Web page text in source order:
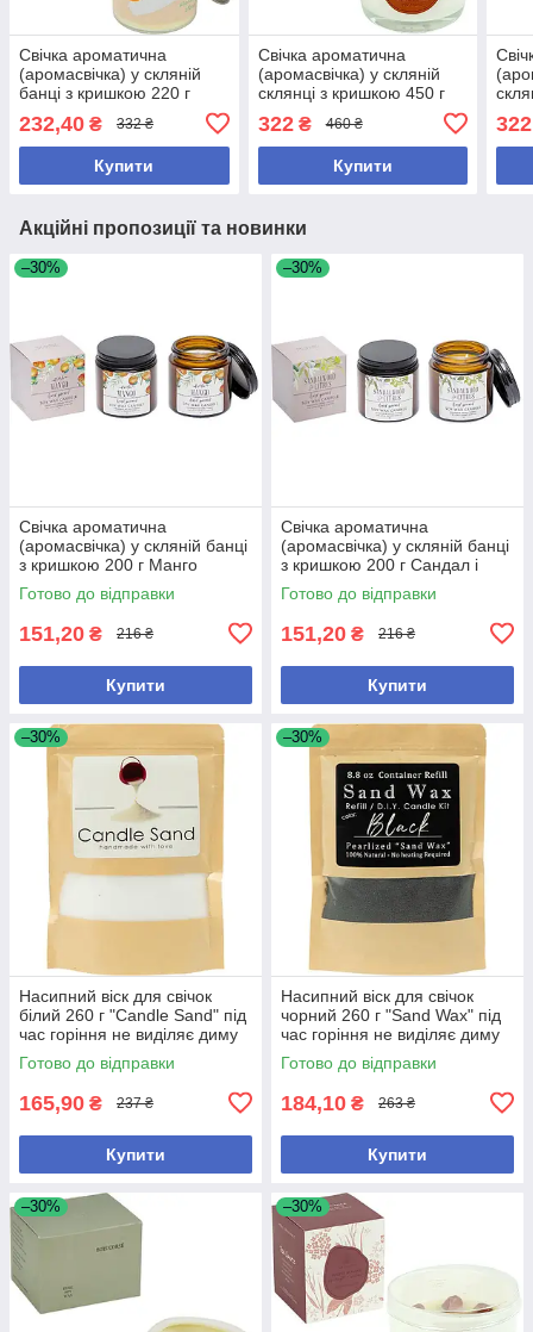
Свічка ароматична
(аромасвічка) у скляній
банці з кришкою 220 г
(Tropical Carambola)
8,5*6,5 см
232,40 ₴ 332 ₴
Купити
Свічка ароматична
(аромасвічка) у скляній
склянці з кришкою 450 г
аромат (WHISPER OF
YLANG) 9×7,5 см
322₴ 460 ₴
Купити
322
Акційні пропозиції та новинки
–30%
Свічка ароматична
(аромасвічка) у скляній банці
з кришкою 200 г Манго
(MANGO) 8,5×8 см
Готово до відправки
151,20 ₴ 216 ₴
Купити
–30%
Свічка ароматична
(аромасвічка) у скляній банці
з кришкою 200 г Сандал і
цитрус (Sandalwood & Citrus)
8,5×8 см
Готово до відправки
151,20 ₴ 216 ₴
Купити
–30%
Насипний віск для свічок
білий 260 г "Candle Sand" під
час горіння не виділяє диму
та запаху, забезпечує гарне
горіння
Готово до відправки
165,90 ₴ 237 ₴
Купити
–30%
Насипний віск для свічок
чорний 260 г "Sand Wax" під
час горіння не виділяє диму
та запаху, забезпечує гарне
горіння
Готово до відправки
184,10 ₴ 263 ₴
Купити
–30% –30%